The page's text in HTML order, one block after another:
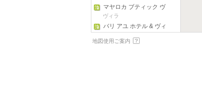
マヤロカ ブティック ヴ
ィラ
ヴィラ
バリ アユ ホテル & ヴィ
ラス
ノーバス バリ ヴィラ
地図使用ご案内